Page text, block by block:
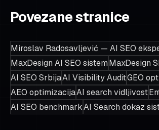
Povezane stranice
Miroslav Radosavljević — AI SEO
MaxDesign AI SEO sistemMaxDesign
AI SEO SrbijaAI Visibility AuditGEO
AEO optimizacijaAI search vidljivost
AI SEO benchmarkAI Search dokaz